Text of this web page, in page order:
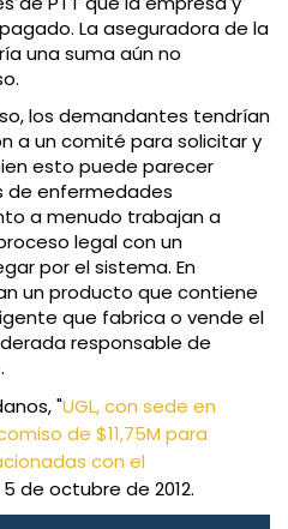
La aseguradora de la
una suma aún no
los demandantes tendrían
a un comité para solicitar y
esto puede parecer
de enfermedades
a menudo trabajan a
legal con un
por el sistema. En
un producto que contiene
que fabrica o vende el
responsable de
"UGL, con sede en
de $11,75M para
con el
de octubre de 2012.